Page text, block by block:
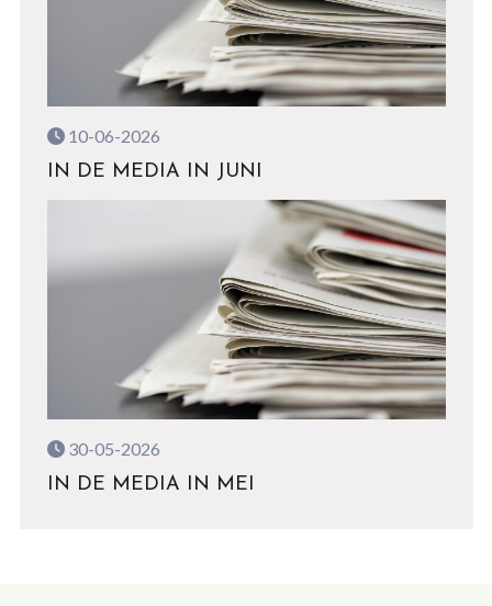
10-06-2026
IN DE MEDIA IN JUNI
30-05-2026
IN DE MEDIA IN MEI